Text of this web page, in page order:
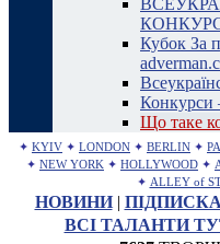
Кубок За
Конкурси
Що таке
✦ KYIV ✦ LONDON ✦ BERLIN ✦
✦ NEW YORK ✦ HOLLYWOOD ✦
✦ ALLEY of
НОВИНИ| ПІДПИСКА
ВСІ ТАЛАНТИ